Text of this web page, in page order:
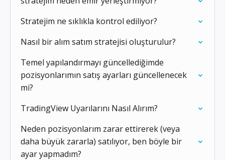
Stratejim ne sıklıkla kontrol ediliyor?
Nasıl bir alım satım stratejisi oluşturulur?
Temel yapılandırmayı güncellediğimde
pozisyonlarımın satış ayarları güncellenecek
mi?
TradingView Uyarılarını Nasıl Alırım?
Neden pozisyonlarım zarar ettirerek (veya
daha büyük zararla) satılıyor, ben böyle bir
ayar yapmadım?